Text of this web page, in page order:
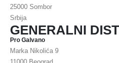
25000 Sombor
Srbija
GENERALNI
Pro Galvano
Marka Nikolića 9